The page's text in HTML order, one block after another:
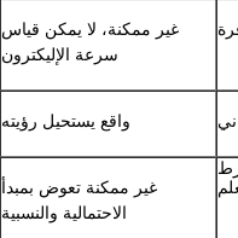
غير ممكنة، لا يمكن قياس
سرعة الإليكترون
واقع يستحيل رؤيته
غير ممكنة تعوض بمبدأ
الاحتمالية والنسبية